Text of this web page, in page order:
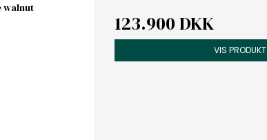
walnut
123.900 DKK
VIS PRODUKT